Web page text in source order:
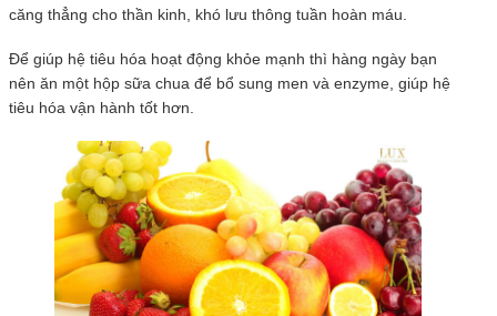
căng thẳng cho thần kinh, khó lưu thông tuần hoàn máu.
Để giúp hệ tiêu hóa hoạt động khỏe mạnh thì hàng ngày bạn
nên ăn một hộp sữa chua để bổ sung men và enzyme, giúp hệ
tiêu hóa vận hành tốt hơn.